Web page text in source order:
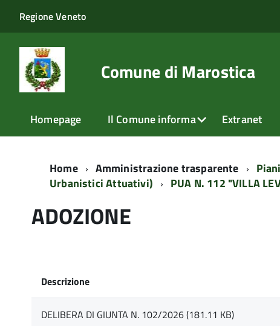
Regione Veneto
Comune di Marostica
Homepage Il Comune informa Extranet
Home Amministrazione trasparente
Urbanistici Attuativi)
PUA N. 112 "VILLA
ADOZIONE
Descrizione
DELIBERA DI GIUNTA N. 102/2026 (181.11 KB)